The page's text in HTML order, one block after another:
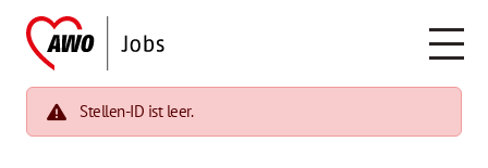
Stellen-ID ist leer.